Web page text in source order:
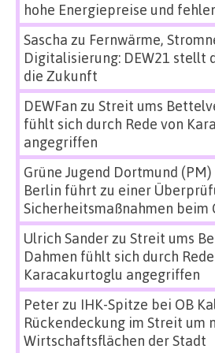
hohe Energiepreise und
Sascha zu Fernwärme,
Digitalisierung: DEW21 stellt
die Zukunft
DEWFan zu Streit ums
fühlt sich durch Rede von
angegriffen
Grüne Jugend Dortmund (PM)
Berlin führt zu einer
Sicherheitsmaßnahmen beim
Ulrich Sanderzu Streit ums
Dahmen fühlt sich durch
Karacakurtoglu angegriffen
Peterzu IHK-Spitze bei OB
Rückendeckung im Streit um
Wirtschaftsflächen der Stadt